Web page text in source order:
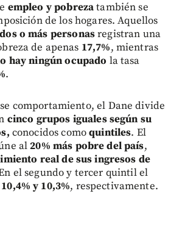
empleo y pobrezatambién se
de los hogares. Aquellos
dos o más personasregistran una
de apenas 17,7%, mientras
hay ningún ocupado la tasa
.
comportamiento, el Dane divide
cinco grupos iguales según su
conocidos comoquintiles. El
al20% más pobre del país,
real de sus ingresos de
el segundo y tercer quintil el
10,4% y 10,3%, respectivamente.